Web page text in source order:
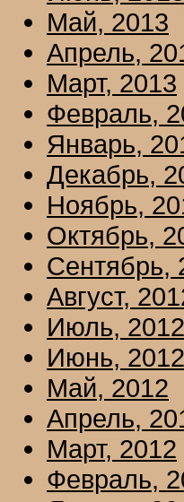
Май, 2013
Апрель,
Март, 2013
Февраль,
Январь,
Декабрь,
Ноябрь,
Октябрь,
Сентябрь,
Август,
Июль, 2012
Июнь, 2012
Май, 2012
Апрель,
Март, 2012
Февраль,